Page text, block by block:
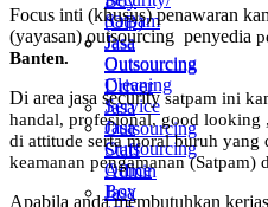
(OB)
Jasa
Outsourcing
Driver
Jasa
Outsourcing
Staff
Admin
Jasa
Satpam
Jasa
Outsourcing
Cleaning
Service
Jasa
Outsourcing
Office
Boy
Focus inti (khusus) penawaran
(yayasan) outsourcing penyedia
Banten.
Di area jasa securitysatpam ini
handal, profesional, good looking
di attitude serta moral buruh yang
keamanan pengamanan (Satpam)
Apabila anda membutuhkan